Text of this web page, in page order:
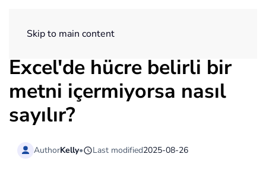
Skip to main content
Excel'de hücre belirli bir
metni içermiyorsa nasıl
sayılır?
AuthorKelly• Last modified2025-08-26